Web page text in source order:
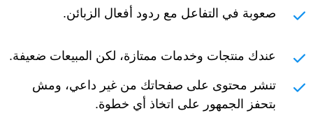
صعوبة في التفاعل مع ردود أفعال الزبائن.
عندك منتجات وخدمات ممتازة، لكن المبيعات ضعيفة.
تنشر محتوى على صفحاتك من غير داعي، ومش
بتحفز الجمهور على اتخاذ أي خطوة.